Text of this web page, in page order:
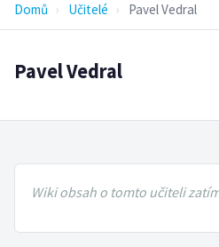
Domů › Učitelé › Pavel Vedral
Pavel Vedral
Wiki obsah o tomto učiteli